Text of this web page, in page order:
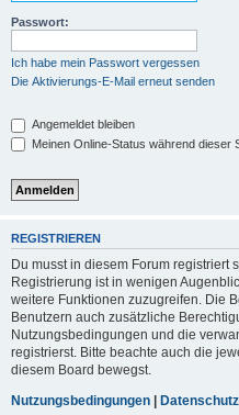
Passwort:
Ich habe mein Passwort vergessen
Die Aktivierungs-E-Mail erneut senden
Angemeldet bleiben
Meinen Online-Status während dieser
REGISTRIEREN
Du musst in diesem Forum registriert
Registrierung ist in wenigen
weitere Funktionen zuzugreifen. Die
Benutzern auch zusätzliche
Nutzungsbedingungen und die
registrierst. Bitte beachte auch die
diesem Board bewegst.
Nutzungsbedingungen |